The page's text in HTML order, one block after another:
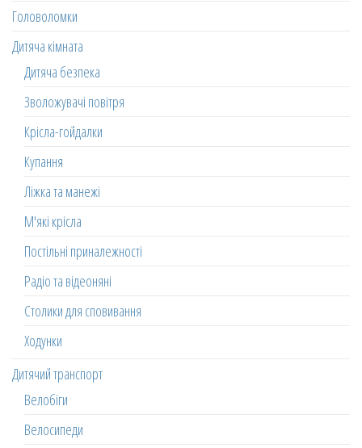
Головоломки
Дитяча кімната
Дитяча безпека
Зволожувачі повітря
Крісла-гойдалки
Купання
Ліжка та манежі
М'які крісла
Постільні приналежності
Радіо та відеоняні
Столики для сповивання
Ходунки
Дитячий транспорт
Велобіги
Велосипеди